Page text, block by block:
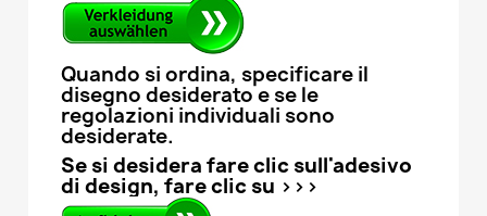
Quando si ordina, specificare il
disegno desiderato e se le
regolazioni individuali sono
desiderate.
Se si desidera fare clic sull'adesivo
di design, fare clic su >>>